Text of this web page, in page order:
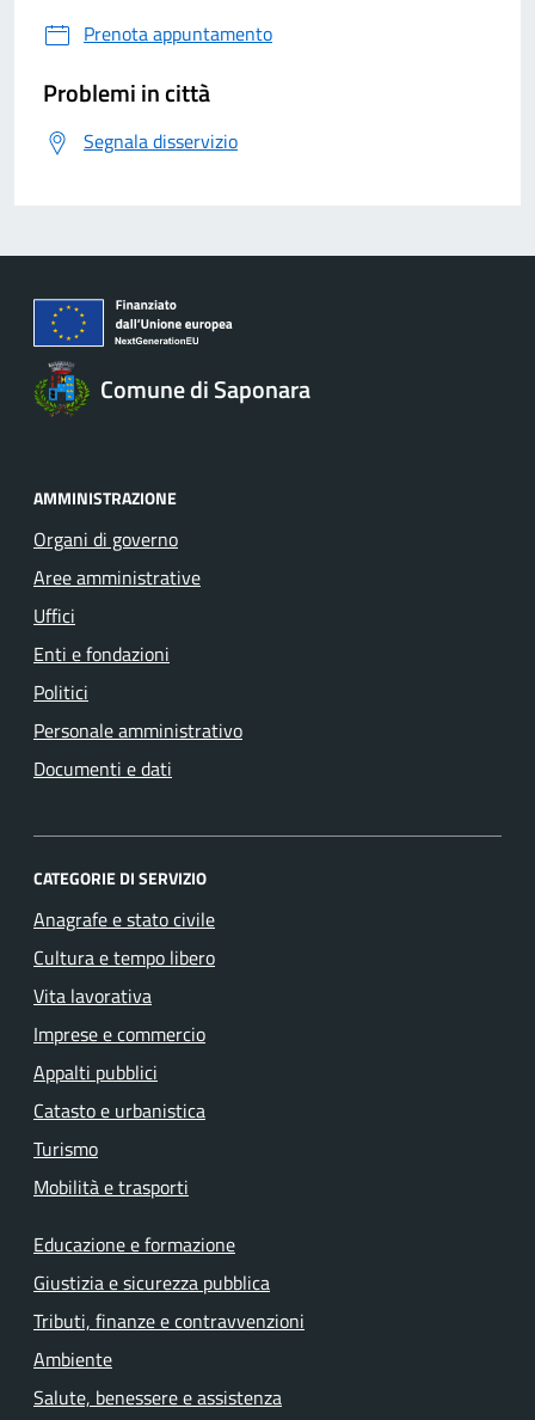
Prenota appuntamento
Problemi in città
Segnala disservizio
Comune di Saponara
AMMINISTRAZIONE
Organi di governo
Aree amministrative
Uffici
Enti e fondazioni
Politici
Personale amministrativo
Documenti e dati
CATEGORIE DI SERVIZIO
Anagrafe e stato civile
Cultura e tempo libero
Vita lavorativa
Imprese e commercio
Appalti pubblici
Catasto e urbanistica
Turismo
Mobilità e trasporti
Educazione e formazione
Giustizia e sicurezza pubblica
Tributi, finanze e contravvenzioni
Ambiente
Salute, benessere e assistenza